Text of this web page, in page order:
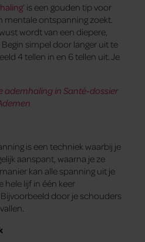
‘ is een gouden tip voor
mentale ontspanning zoekt.
wordt van een diepere,
simpel door langer uit te
4 tellen in en 6 tellen uit. Je
ademhaling in Santé-dossier
is een techniek waarbij je
aanspant, waarna je ze
kan alle spanning uit je
hele lijf in één keer
door je schouders